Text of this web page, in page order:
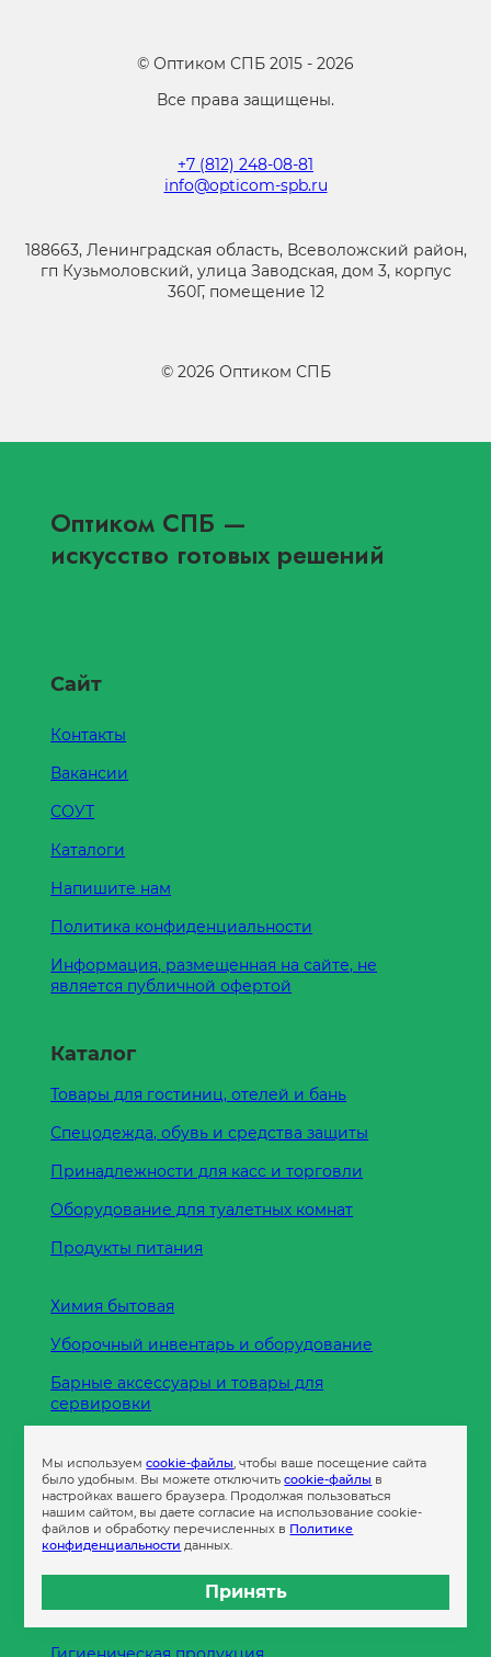
© Оптиком СПБ 2015 - 2026
Все права защищены.
+7 (812) 248-08-81
info@opticom-spb.ru
188663, Ленинградская область, Всеволожский район,
гп Кузьмоловский, улица Заводская, дом 3, корпус
360Г, помещение 12
© 2026 Оптиком СПБ
Оптиком СПБ —
искусство готовых решений
Сайт
Контакты
Вакансии
СОУТ
Каталоги
Напишите нам
Политика конфиденциальности
Информация, размещенная на сайте, не
является публичной офертой
Каталог
Товары для гостиниц, отелей и бань
Спецодежда, обувь и средства защиты
Принадлежности для касс и торговли
Оборудование для туалетных комнат
Продукты питания
Химия бытовая
Уборочный инвентарь и оборудование
Барные аксессуары и товары для
сервировки
Пленка
Пакеты и сумки
Контейнеры
Бумага офисная
Мы используемcookie-файлы, чтобы ваше посещение сайта
было удобным. Вы можете отключитьcookie-файлы в
настройках вашего браузера. Продолжая пользоваться
нашим сайтом, вы даете согласие на использование cookie-
файлов и обработку перечисленных в Политике
конфиденциальности данных.
Принять